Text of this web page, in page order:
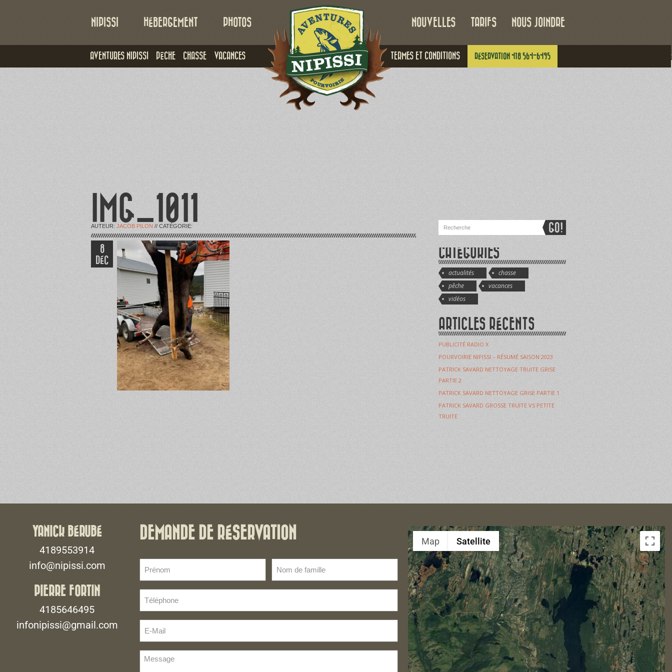
NIPISSI
AVENTURES NIPISSI PÊCHE CHASSE VACANCES TERMES ET CONDITIONS RÉSERVATION 418 564-6495
HÉBERGEMENT PHOTOS NOUVELLES TARIFS NOUS JOINDRE
IMG_1011
AUTEUR: JACOB PILON // CATÉGORIE:
8
DÉC
CATÉGORIES
actualités
chasse
pêche
vacances
vidéos
ARTICLES RÉCENTS
PUBLICITÉ RADIO X
POURVOIRIE NIPISSI – RÉSUMÉ SAISON 2023
PATRICK SAVARD NETTOYAGE TRUITE GRISE
PARTIE 2
PATRICK SAVARD NETTOYAGE GRISE PARTIE 1
PATRICK SAVARD GROSSE TRUITE VS PETITE
TRUITE
YANICK BÉRUBÉ
4189553914
info@nipissi.com
PIERRE FORTIN
4185646495
infonipissi@gmail.com
DEMANDE DE RÉSERVATION
(Nécessaire)
de
(Nécessaire)
Mail
Message
Map Satellite